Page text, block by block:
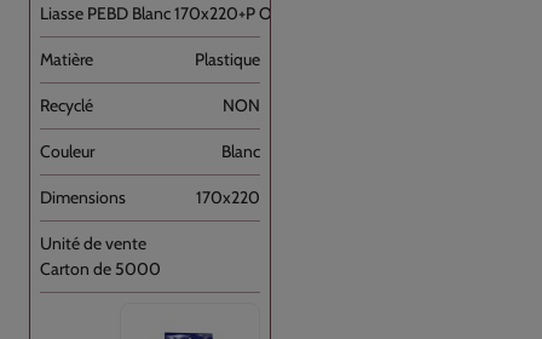
Liasse PEBD Blanc 170x220+P OD+ [...]
Plastique
NON
Blanc
170x220
Carton de 5000